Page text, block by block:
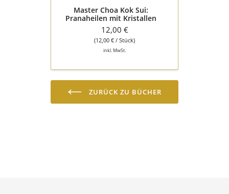
Master Choa Kok Sui:
Pranaheilen mit Kristallen
12,00 €
(12,00 € / Stück)
inkl. MwSt.
ZURÜCK ZU BÜCHER